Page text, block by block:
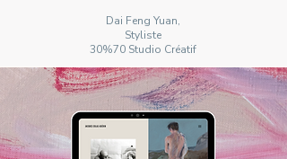
Dai Feng Yuan,
Styliste
30%70 Studio Créatif